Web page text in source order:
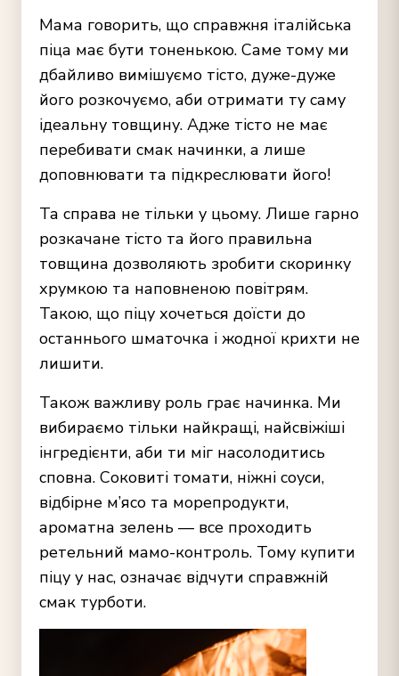
Мама говорить, що справжня італійська
піца має бути тоненькою. Саме тому ми
дбайливо вимішуємо тісто, дуже-дуже
його розкочуємо, аби отримати ту саму
ідеальну товщину. Адже тісто не має
перебивати смак начинки, а лише
доповнювати та підкреслювати його!
Та справа не тільки у цьому. Лише гарно
розкачане тісто та його правильна
товщина дозволяють зробити скоринку
хрумкою та наповненою повітрям.
Такою, що піцу хочеться доїсти до
останнього шматочка і жодної крихти не
лишити.
Також важливу роль грає начинка. Ми
вибираємо тільки найкращі, найсвіжіші
інгредієнти, аби ти міг насолодитись
сповна. Соковиті томати, ніжні соуси,
відбірне м’ясо та морепродукти,
ароматна зелень — все проходить
ретельний мамо-контроль. Тому купити
піцу у нас, означає відчути справжній
смак турботи.